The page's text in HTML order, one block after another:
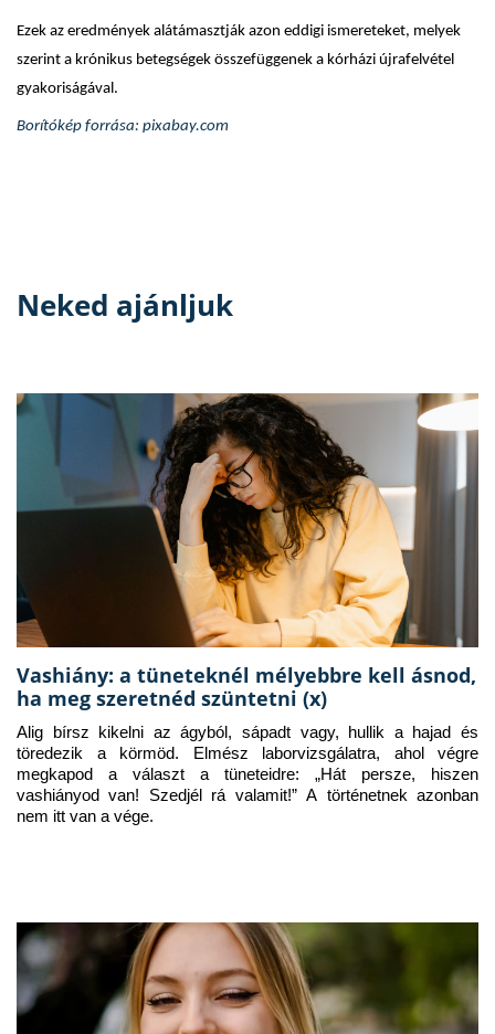
Ezek az eredmények alátámasztják azon eddigi ismereteket, melyek
szerint a krónikus betegségek összefüggenek a kórházi újrafelvétel
gyakoriságával.
Borítókép forrása: pixabay.com
Neked ajánljuk
Vashiány: a tüneteknél mélyebbre kell ásnod,
ha meg szeretnéd szüntetni (x)
Alig bírsz kikelni az ágyból, sápadt vagy, hullik a hajad és
töredezik a körmöd. Elmész laborvizsgálatra, ahol végre
megkapod a választ a tüneteidre: „Hát persze, hiszen
vashiányod van! Szedjél rá valamit!” A történetnek azonban
nem itt van a vége.